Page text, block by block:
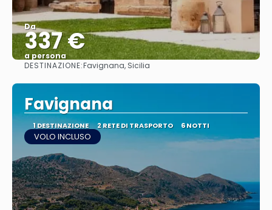
Da
337 €
a persona
Vedere
DESTINAZIONE:Favignana, Sicilia
Favignana
1 DESTINAZIONE 2 RETE DI TRASPORTO 6 NOTTI
VOLO INCLUSO